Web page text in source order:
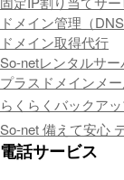
ドメイン管理（
ドメイン取得代行
So-netレンタルサ
プラスドメインメ
らくらくバックア
So-net 備えて安心
電話サービス